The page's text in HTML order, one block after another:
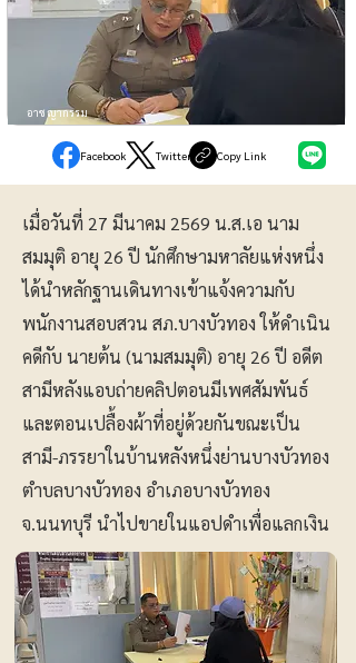
อาชญากรรม
Facebook Twitter Copy Link
เมื่อวันที่ 27 มีนาคม 2569 น.ส.เอ นาม
สมมุติ อายุ 26 ปี นักศึกษามหาลัยแห่งหนึ่ง
ได้นำหลักฐานเดินทางเข้าแจ้งความกับ
พนักงานสอบสวน สภ.บางบัวทอง ให้ดำเนิน
คดีกับ นายต้น (นามสมมุติ) อายุ 26 ปี อดีต
สามีหลังแอบถ่ายคลิปตอนมีเพศสัมพันธ์
และตอนเปลื้องผ้าที่อยู่ด้วยกันขณะเป็น
สามี-ภรรยาในบ้านหลังหนึ่งย่านบางบัวทอง
ตำบลบางบัวทอง อำเภอบางบัวทอง
จ.นนทบุรี นำไปขายในแอปดำเพื่อแลกเงิน